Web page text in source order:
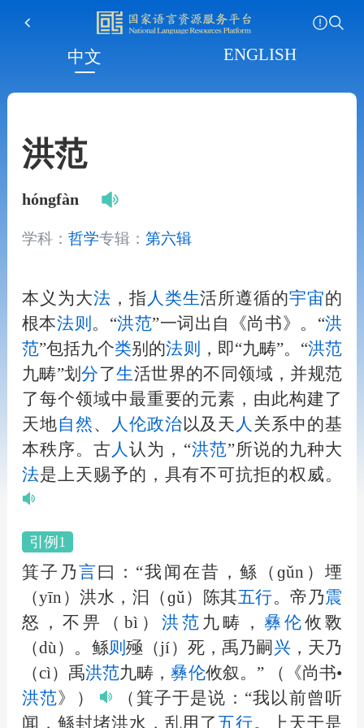
中文 ENGLISH
洪范
hóngfàn
学科： 哲学专辑： 第六辑
本义为大法 ，指 人 类生活所遵循的宇宙的
根本法则 。“洪范”一词出自《尚书》。“洪
范”包括九个类别的法则 ，即“九畴”。“洪范
九畴”划分了生活世界的不同领域，并规范
了每个领域中最重要的元素，由此构建了
天地自然、 人 伦政治以及天 人 关系中的基
本秩序。古 人认为，“洪范”所说的九种大
法是上天赐予的，具有不可抗拒的权威。
引例1
箕子乃言 曰：“我闻在昔，鲧（ɡǔn）堙
（yīn）洪水，汩（ɡǔ）陈其五行。帝乃震
怒，不畀（bì） 洪范 九畴， 彝伦攸斁
（dù）。鲧则 殛（jí）死，禹乃嗣 兴，天乃
（cì）禹洪范九畴，彝伦攸叙。”
（《尚书•
洪范》）
（箕子于是说：“我以前曾听
闻，鲧封堵洪水，乱用了 五行。上天于是